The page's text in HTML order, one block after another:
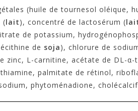
(huile de tournesol oléique,
(lait), concentré de lactosérum (
de potassium,
de soja), chlorure de
zinc, L-carnitine, acétate de DL-
palmitate de rétinol,
phytoménadione,